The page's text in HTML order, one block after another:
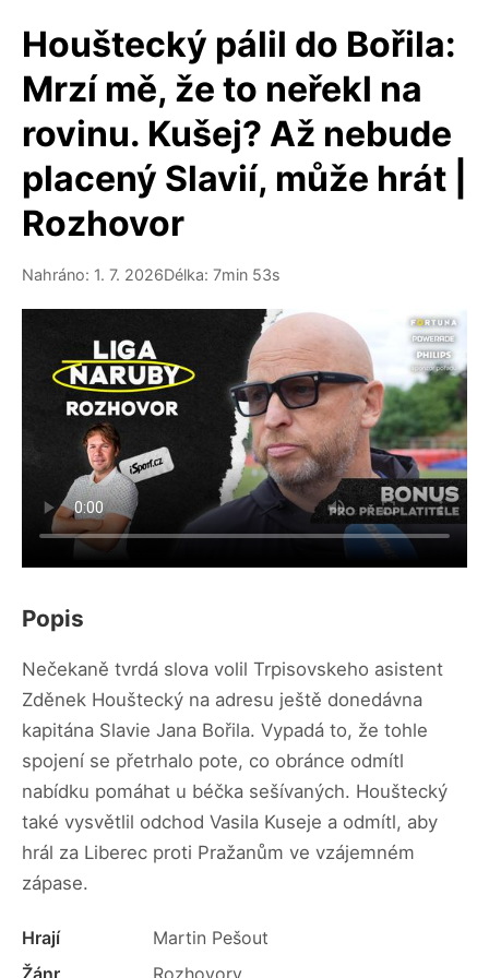
Houštecký pálil do Bořila:
Mrzí mě, že to neřekl na
rovinu. Kušej? Až nebude
placený Slavií, může hrát |
Rozhovor
Nahráno: 1. 7. 2026Délka: 7min 53s
Popis
Nečekaně tvrdá slova volil Trpisovskeho asistent
Zděnek Houštecký na adresu ještě donedávna
kapitána Slavie Jana Bořila. Vypadá to, že tohle
spojení se přetrhalo pote, co obránce odmítl
nabídku pomáhat u béčka sešívaných. Houštecký
také vysvětlil odchod Vasila Kuseje a odmítl, aby
hrál za Liberec proti Pražanům ve vzájemném
zápase.
Hrají
Martin Pešout